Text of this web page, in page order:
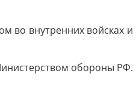
во внутренних войсках и
обороны РФ.